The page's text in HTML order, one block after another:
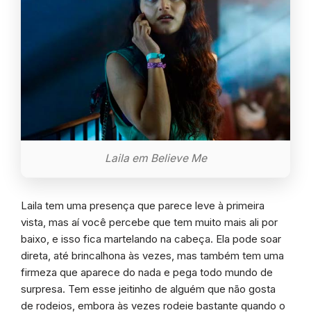
Laila em Believe Me
Laila tem uma presença que parece leve à primeira
vista, mas aí você percebe que tem muito mais ali por
baixo, e isso fica martelando na cabeça. Ela pode soar
direta, até brincalhona às vezes, mas também tem uma
firmeza que aparece do nada e pega todo mundo de
surpresa. Tem esse jeitinho de alguém que não gosta
de rodeios, embora às vezes rodeie bastante quando o